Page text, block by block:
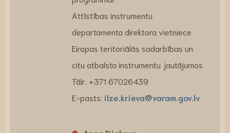
Attīstības instrumentu
departamenta direktora vietniece
Eiropas teritoriālās sadarbības un
citu atbalsta instrumentu jautājumos
Tālr. +371 67026439
E-pasts: ilze.krieva@varam.gov.lv